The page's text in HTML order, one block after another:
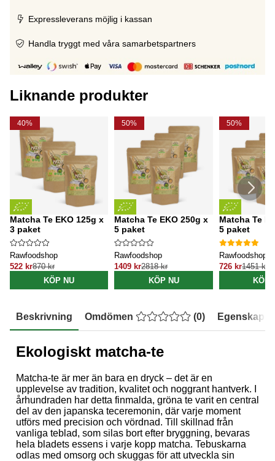
Expressleverans möjlig i kassan
Handla tryggt med våra samarbetspartners
Liknande produkter
40%
Matcha Te EKO 125g x
3 paket
Rawfoodshop
522 kr870 kr
KÖP NU
50%
Matcha Te EKO 250g x
5 paket
Rawfoodshop
1409 kr2818 kr
KÖP NU
50%
Matcha Te
5 paket
Rawfoodshop
726 kr1451 kr
KÖP
Beskrivning Omdömen (0) Egenskaper
Ekologiskt matcha-te
Matcha-te är mer än bara en dryck – det är en
upplevelse av tradition, kvalitet och noggrant hantverk. I
århundraden har detta finmalda, gröna te varit en central
del av den japanska teceremonin, där varje moment
utförs med precision och vördnad. Till skillnad från
vanliga teblad, som silas bort efter bryggning, bevaras
hela bladets essens i varje kopp matcha. Tebuskarna
odlas med omsorg och skuggas för att utveckla sin